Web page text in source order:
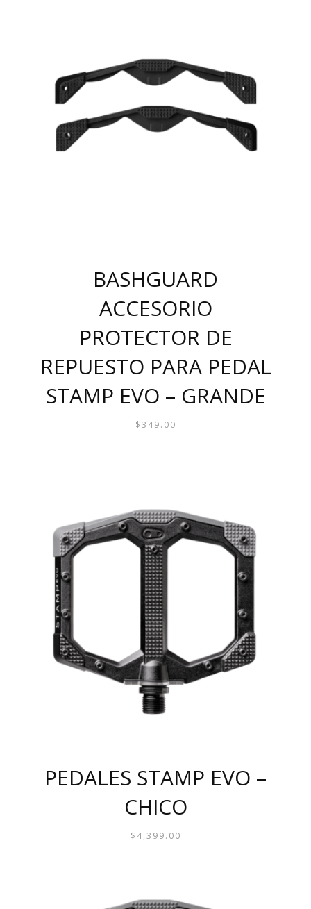
OPCIONES
SE
PUEDEN
ELEGIR
BASHGUARD
ACCESORIO
PROTECTOR DE
REPUESTO PARA PEDAL
STAMP EVO – GRANDE
$349.00
MÚLTIPLES
VARIANTES.
LAS
OPCIONES
SE
PUEDEN
ELEGIR
EN
LA
PÁGINA
DE
PEDALES STAMP EVO –
CHICO
$ 4,399.00
TIENE